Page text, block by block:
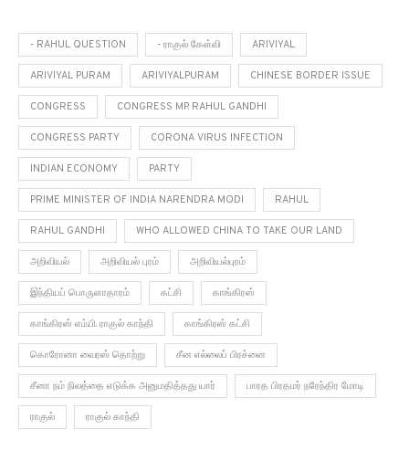
- RAHUL QUESTION - ராகுல் கேள்வி ARIVIYAL
ARIVIYAL PURAM ARIVIYALPURAM CHINESE BORDER ISSUE
CONGRESS CONGRESS MP. RAHUL GANDHI
CONGRESS PARTY CORONA VIRUS INFECTION
INDIAN ECONOMY PARTY
PRIME MINISTER OF INDIA NARENDRA MODI RAHUL
RAHUL GANDHI WHO ALLOWED CHINA TO TAKE OUR LAND
அறிவியல் அறிவியல் புரம் அறிவியல்புரம்
இந்தியப் பொருளாதாரம் கட்சி காங்கிரஸ்
காங்கிரஸ் எம்.பி. ராகுல் காந்தி காங்கிரஸ் கட்சி
கொரோனா வைரஸ் தொற்று சீன எல்லைப் பிரச்னை
சீனா நம் நிலத்தை எடுக்க அனுமதித்தது யார் பாரத பிரதமர் நரேந்திர மோடி
ராகுல் ராகுல் காந்தி